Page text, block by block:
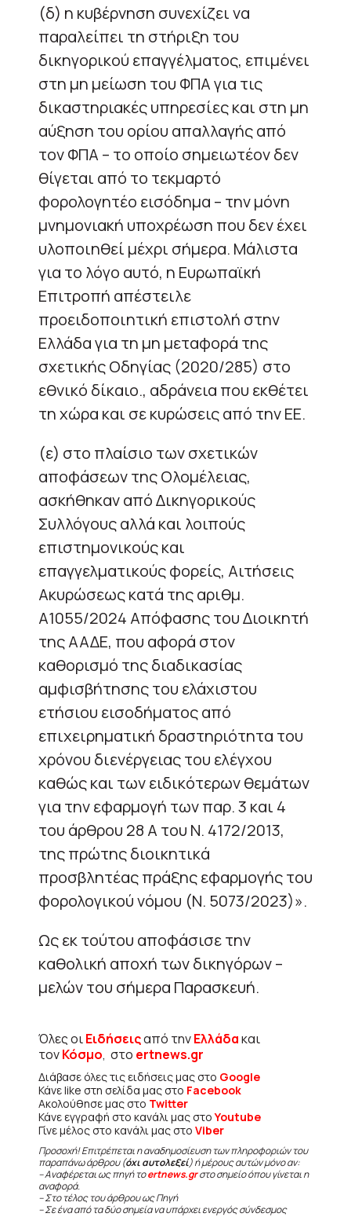
(δ) η κυβέρνηση συνεχίζει να
παραλείπει τη στήριξη του
δικηγορικού επαγγέλματος, επιμένει
στη μη μείωση του ΦΠΑ για τις
δικαστηριακές υπηρεσίες και στη μη
αύξηση του ορίου απαλλαγής από
τον ΦΠΑ – το οποίο σημειωτέον δεν
θίγεται από το τεκμαρτό
φορολογητέο εισόδημα – την μόνη
μνημονιακή υποχρέωση που δεν έχει
υλοποιηθεί μέχρι σήμερα. Μάλιστα
για το λόγο αυτό, η Ευρωπαϊκή
Επιτροπή απέστειλε
προειδοποιητική επιστολή στην
Ελλάδα για τη μη μεταφορά της
σχετικής Οδηγίας (2020/285) στο
εθνικό δίκαιο., αδράνεια που εκθέτει
τη χώρα και σε κυρώσεις από την ΕΕ.
(ε) στο πλαίσιο των σχετικών
αποφάσεων της Ολομέλειας,
ασκήθηκαν από Δικηγορικούς
Συλλόγους αλλά και λοιπούς
επιστημονικούς και
επαγγελματικούς φορείς, Αιτήσεις
Ακυρώσεως κατά της αριθμ.
Α1055/2024 Απόφασης του Διοικητή
της ΑΑΔΕ, που αφορά στον
καθορισμό της διαδικασίας
αμφισβήτησης του ελάχιστου
ετήσιου εισοδήματος από
επιχειρηματική δραστηριότητα του
χρόνου διενέργειας του ελέγχου
καθώς και των ειδικότερων θεμάτων
για την εφαρμογή των παρ. 3 και 4
του άρθρου 28 Α του Ν. 4172/2013,
της πρώτης διοικητικά
προσβλητέας πράξης εφαρμογής του
φορολογικού νόμου (Ν. 5073/2023)».
Ως εκ τούτου αποφάσισε την
καθολική αποχή των δικηγόρων –
μελών του σήμερα Παρασκευή.
Όλες οιΕιδήσειςαπό τηνΕλλάδακαι
τονΚόσμο, στο ertnews.gr
Διάβασε όλες τις ειδήσεις μας στο Google
Κάνε like στη σελίδα μας στο Facebook
Ακολούθησε μας στο Twitter
Κάνε εγγραφή στο κανάλι μας στοYoutube
Γίνε μέλος στο κανάλι μας στο Viber
Προσοχή! Επιτρέπεται η αναδημοσίευση των πληροφοριών του
παραπάνω άρθρου (όχι αυτολεξεί) ή μέρους αυτών μόνο αν:
– Αναφέρεται ως πηγή τοertnews.grστο σημείο όπου γίνεται η
αναφορά.
– Στο τέλος του άρθρου ως Πηγή
– Σε ένα από τα δύο σημεία να υπάρχει ενεργός σύνδεσμος